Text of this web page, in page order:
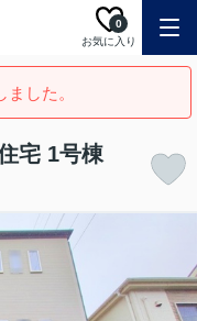
お気に入り
0
した。
宅 1号棟